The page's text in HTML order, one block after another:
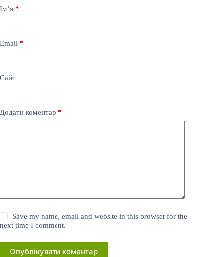
Ім’я *
Email *
Сайт
Додати коментар *
Save my name, email and website in this browser for the
next time I comment.
Опублікувати коментар